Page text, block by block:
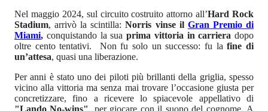
Nel maggio 2024, sul circuito costruito attorno all’Hard Rock
Stadium, arrivò la scintilla:Norris vinse il Gran Premio di
Miami, conquistando la sua prima vittoria in carriera dopo
oltre cento tentativi. Non fu solo un successo: fu lafine di
un’attesa, quasi una liberazione.
Per anni è stato uno dei piloti più brillanti della griglia, spesso
vicino alla vittoria ma senza mai trovare l’occasione giusta per
concretizzare, fino a ricevere lo spiacevole appellativo di
"Lando No-wins", per giocare con il suono del cognome. A